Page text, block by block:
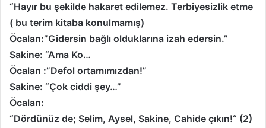
“Hayır bu şekilde hakaret edilemez. Terbiyesizlik etme
( bu terim kitaba konulmamış)
Öcalan:”Gidersin bağlı olduklarına izah edersin.”
Sakine: “Ama Ko…
Öcalan :”Defol ortamımızdan!”
Sakine: “Çok ciddi şey…”
Öcalan:
“Dördünüz de; Selim, Aysel, Sakine, Cahide çıkın!“ (2)